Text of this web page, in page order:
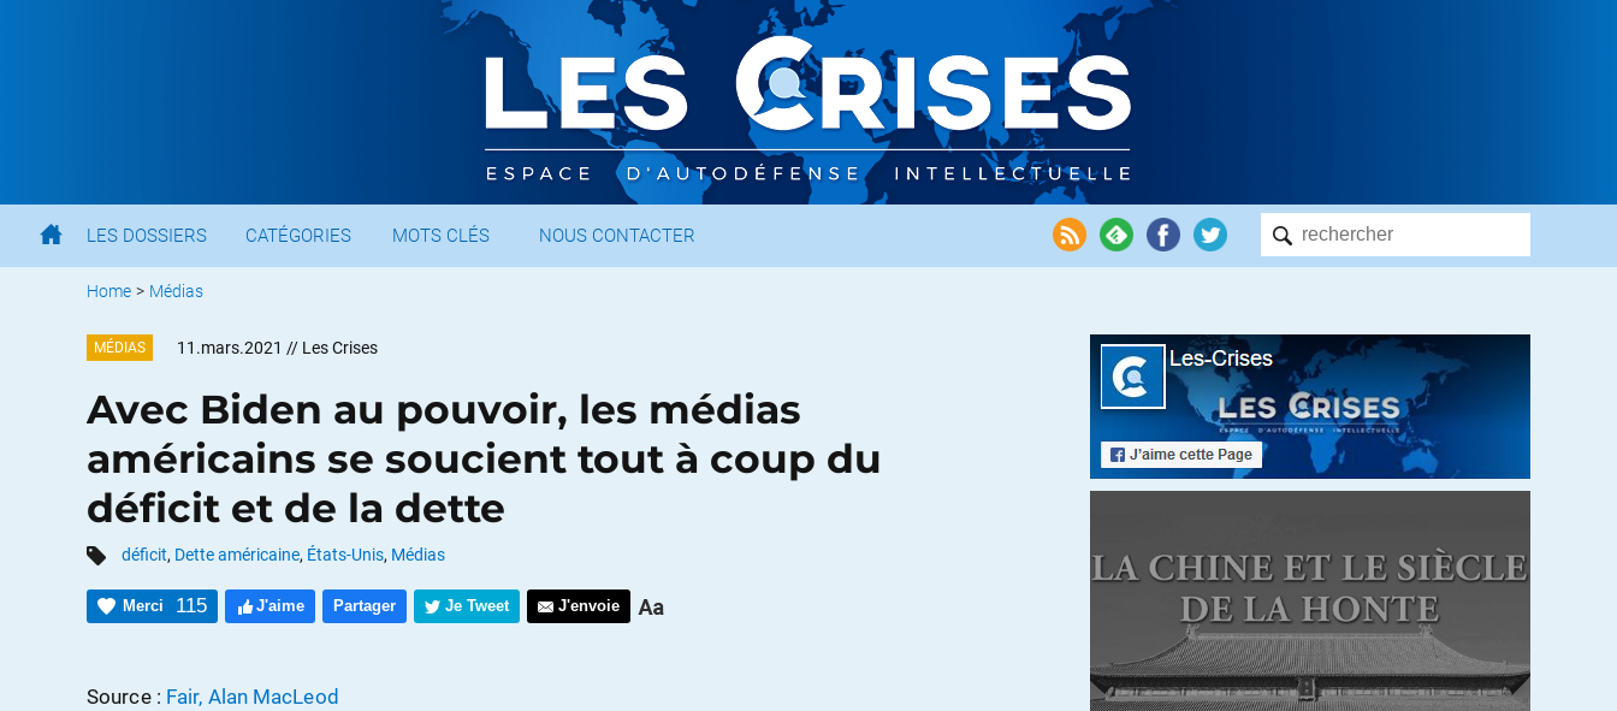
LES DOSSIERS CATÉGORIES MOTS CLÉS NOUS CONTACTER
Home > Médias
MÉDIAS 11.mars.2021 // Les Crises
Avec Biden au pouvoir, les médias
américains se soucient tout à coup du
déficit et de la dette
déficit, Dette américaine, États-Unis, Médias
Merci 115 J'aime Partager Je Tweet J'envoie
Source : Fair, Alan MacLeod